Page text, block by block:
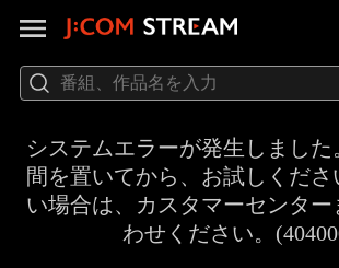
システムエラーが発生しまし
間を置いてから、お試しくだ
い場合は、カスタマーセンター
わせください。